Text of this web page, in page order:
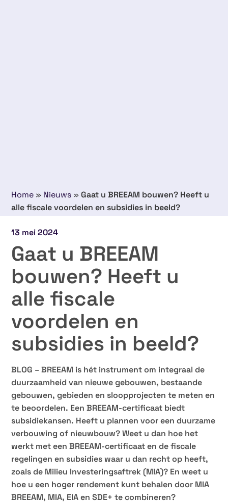
Home » Nieuws »Gaat u BREEAM bouwen? Heeft u
alle fiscale voordelen en subsidies in beeld?
13 mei 2024
Gaat u BREEAM
bouwen? Heeft u
alle fiscale
voordelen en
subsidies in beeld?
BLOG – BREEAM is hét instrument om integraal de
duurzaamheid van nieuwe gebouwen, bestaande
gebouwen, gebieden en sloopprojecten te meten en
te beoordelen. Een BREEAM-certificaat biedt
subsidiekansen. Heeft u plannen voor een duurzame
verbouwing of nieuwbouw? Weet u dan hoe het
werkt met een BREEAM-certificaat en de fiscale
regelingen en subsidies waar u dan recht op heeft,
zoals de Milieu Investeringsaftrek (MIA)? En weet u
hoe u een hoger rendement kunt behalen door MIA
BREEAM, MIA, EIA en SDE+ te combineren?